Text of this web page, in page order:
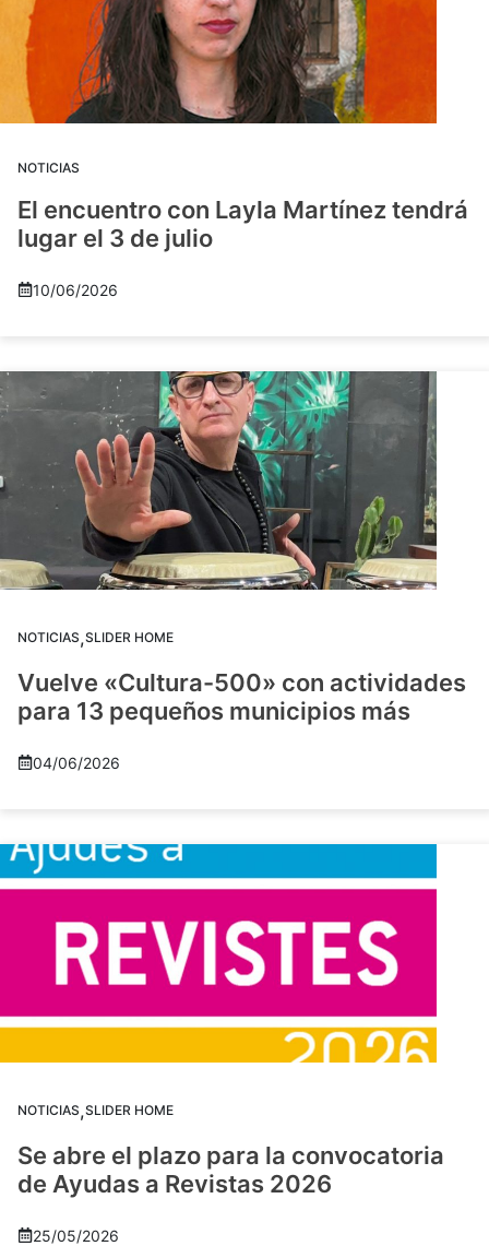
NOTICIAS
El encuentro con Layla Martínez tendrá
lugar el 3 de julio
10/06/2026
NOTICIAS,SLIDER HOME
Vuelve «Cultura-500» con actividades
para 13 pequeños municipios más
04/06/2026
NOTICIAS,SLIDER HOME
Se abre el plazo para la convocatoria
de Ayudas a Revistas 2026
25/05/2026